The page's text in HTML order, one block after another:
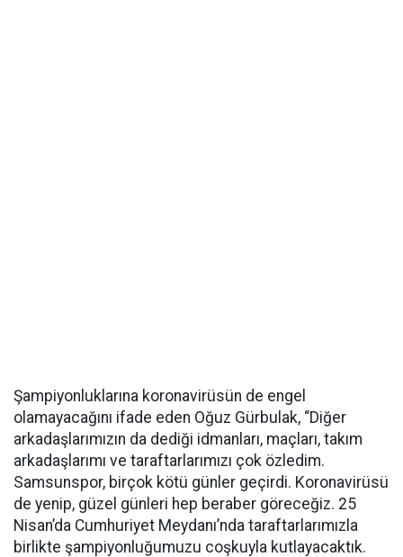
Şampiyonluklarına koronavirüsün de engel
olamayacağını ifade eden Oğuz Gürbulak, “Diğer
arkadaşlarımızın da dediği idmanları, maçları, takım
arkadaşlarımı ve taraftarlarımızı çok özledim.
Samsunspor, birçok kötü günler geçirdi. Koronavirüsü
de yenip, güzel günleri hep beraber göreceğiz. 25
Nisan’da Cumhuriyet Meydanı’nda taraftarlarımızla
birlikte şampiyonluğumuzu coşkuyla kutlayacaktık.